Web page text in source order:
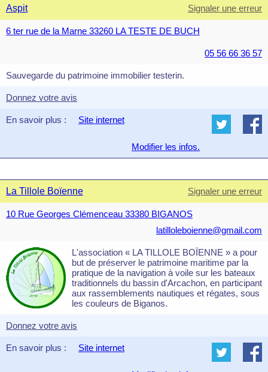
Aspit Signaler une erreur
6 ter rue de la Marne 33260 LA TESTE DE BUCH
05 56 66 36 57
Sauvegarde du patrimoine immobilier testerin.
Donnez votre avis
En savoir plus : Site internet
Modifier les infos.
La Tillole Boïenne Signaler une erreur
10 Rue Georges Clémenceau 33380 BIGANOS
latilloleboienne@gmail.com
L'association « LA TILLOLE BOÏENNE » a pour
but de préserver le patrimoine maritime par la
pratique de la navigation à voile sur les bateaux
traditionnels du bassin d'Arcachon, en participant
aux rassemblements nautiques et régates, sous
les couleurs de Biganos.
Donnez votre avis
En savoir plus : Site internet